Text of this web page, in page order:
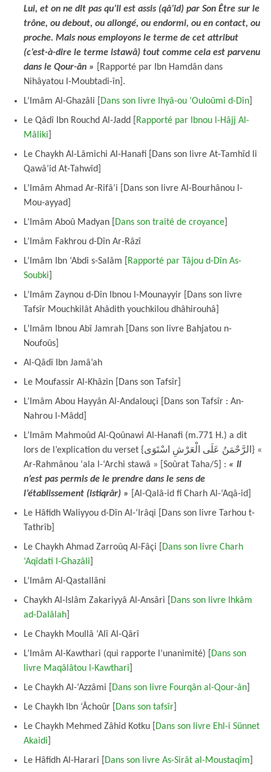
Lui, et on ne dit pas qu’Il est assis (qâ’id) par Son Être sur le
trône, ou debout, ou allongé, ou endormi, ou en contact, ou
proche. Mais nous employons le terme de cet attribut
(c’est-à-dire le terme istawâ) tout comme cela est parvenu
dans le Qour-ân »
[Rapporté par Ibn Hamdân dans
Nihâyatou l-Moubtadi-în].
L’Imâm Al-Ghazâli [
Dans son livre Ihyâ-ou ‘Ouloûmi d-Dîn
Le Qâdî Ibn Rouchd Al-Jadd [
Rapporté par Ibnou l-Hâjj Al-
Mâliki
Le Chaykh Al-Lâmichi Al-Hanafi [Dans son livre At-Tamhîd li
Qawâ’id At-Tahwîd]
L’Imâm Ahmad Ar-Rifâ’i [Dans son livre Al-Bourhânou l-
Mou-ayyad]
L’Imâm Aboû Madyan [
Dans son traité de croyance
L’Imâm Fakhrou d-Dîn Ar-Râzî
L’Imâm Ibn ‘Abdi s-Salâm [
Rapporté par Tâjou d-Dîn As-
Soubki
L’Imâm Zaynou d-Dîn Ibnou l-Mounayyir [Dans son livre
Tafsîr Mouchkilât Ahâdith youchkilou dhâhirouhâ]
L’Imâm Ibnou Abî Jamrah [Dans son livre Bahjatou n-
Noufoûs]
Al-Qâdî Ibn Jamâ’ah
Le Moufassir Al-Khâzin [Dans son Tafsîr]
L’Imâm Abou Hayyân Al-Andalouçi [Dans son Tafsîr : An-
Nahrou l-Mâdd]
L’Imâm Mahmoûd Al-Qoûnawi Al-Hanafi (m.771 H.) a dit
lors de l’explication du verset {الرَّحْمَنُ عَلَى الْعَرْشِ اسْتَوَى} «
Ar-Rahmânou ‘ala l-‘Archi stawâ » [Soûrat Taha/5] : « Il
n’est pas permis de le prendre dans le sens de
l’établissement (istiqrâr) »
[Al-Qalâ-id fî Charh Al-‘Aqâ-id]
Le Hâfidh Waliyyou d-Dîn Al-‘Irâqi [Dans son livre Tarhou t-
Tathrîb]
Le Chaykh Ahmad Zarroûq Al-Fâçi [
Dans son livre Charh
‘Aqîdati l-Ghazâli
L’Imâm Al-Qastallâni
Chaykh Al-Islâm Zakariyyâ Al-Ansâri [
Dans son livre Ihkâm
ad-Dalâlah
Le Chaykh Moullâ ‘Alî Al-Qârî
L’Imâm Al-Kawthari (qui rapporte l’unanimité) [
Dans son
livre Maqâlâtou l-Kawthari
Le Chaykh Al-‘Azzâmi [
Dans son livre Fourqân al-Qour-ân
Le Chaykh Ibn ‘Âchoûr [
Dans son tafsîr
Le Chaykh Mehmed Zâhid Kotku [
Dans son livre Ehl-i Sünnet
Akaidi
Le Hâfidh Al-Harari [
Dans son livre As-Sirât al-Moustaqîm